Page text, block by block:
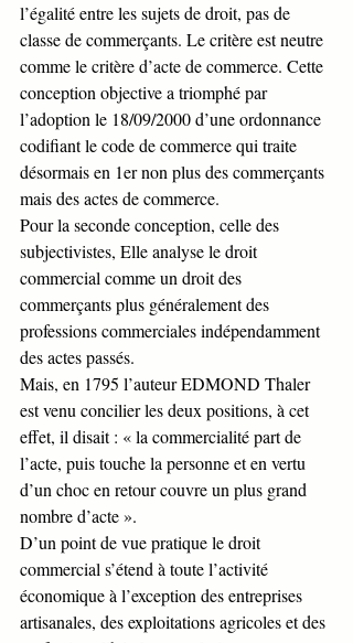
l’égalité entre les sujets de droit, pas de
classe de commerçants. Le critère est neutre
comme le critère d’acte de commerce. Cette
conception objective a triomphé par
l’adoption le 18/09/2000 d’une ordonnance
codifiant le code de commerce qui traite
désormais en 1er non plus des commerçants
mais des actes de commerce.
Pour la seconde conception, celle des
subjectivistes, Elle analyse le droit
commercial comme un droit des
commerçants plus généralement des
professions commerciales indépendamment
des actes passés.
Mais, en 1795 l’auteur EDMOND Thaler
est venu concilier les deux positions, à cet
effet, il disait : « la commercialité part de
l’acte, puis touche la personne et en vertu
d’un choc en retour couvre un plus grand
nombre d’acte ».
D’un point de vue pratique le droit
commercial s’étend à toute l’activité
économique à l’exception des entreprises
artisanales, des exploitations agricoles et des